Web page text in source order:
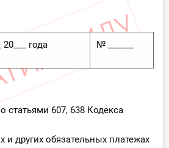
20___ года № ______
607, 638 Кодекса
и других обязательных платежах